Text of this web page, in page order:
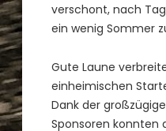
verschont, nach
ein wenig Sommer
Gute Laune
einheimischen
Dank der
Sponsoren konnten